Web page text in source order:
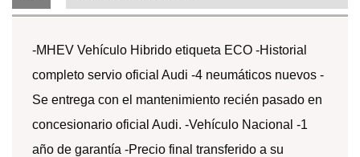
-MHEV Vehículo Hibrido etiqueta ECO -Historial
completo servio oficial Audi -4 neumáticos nuevos -
Se entrega con el mantenimiento recién pasado en
concesionario oficial Audi. -Vehículo Nacional -1
año de garantía -Precio final transferido a su